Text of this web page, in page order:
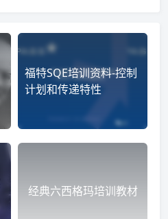
福特SQE培训资料-控制
计划和传递特性
经典六西格玛培训教材